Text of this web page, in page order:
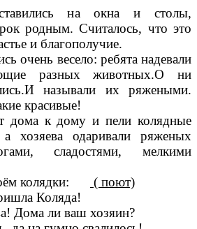
на окна и столы,
родным. Считалось, что это
и благополучие.
очень весело: ребята надевали
разных животных.О ни
называли их ряжеными.
красивые!
дома к дому и пели колядные
хозяева одаривали ряженых
сладостями, мелкими
колядки:
( поют)
Коляда!
Дома ли ваш хозяин?